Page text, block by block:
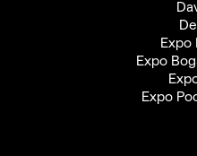
Expo
Expo
Expo